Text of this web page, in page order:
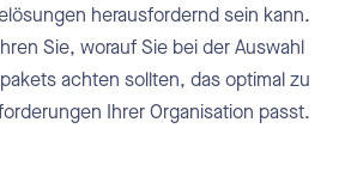
herausfordernd sein kann.
Sie, worauf Sie bei der Auswahl
achten sollten, das optimal zu
Ihrer Organisation passt.